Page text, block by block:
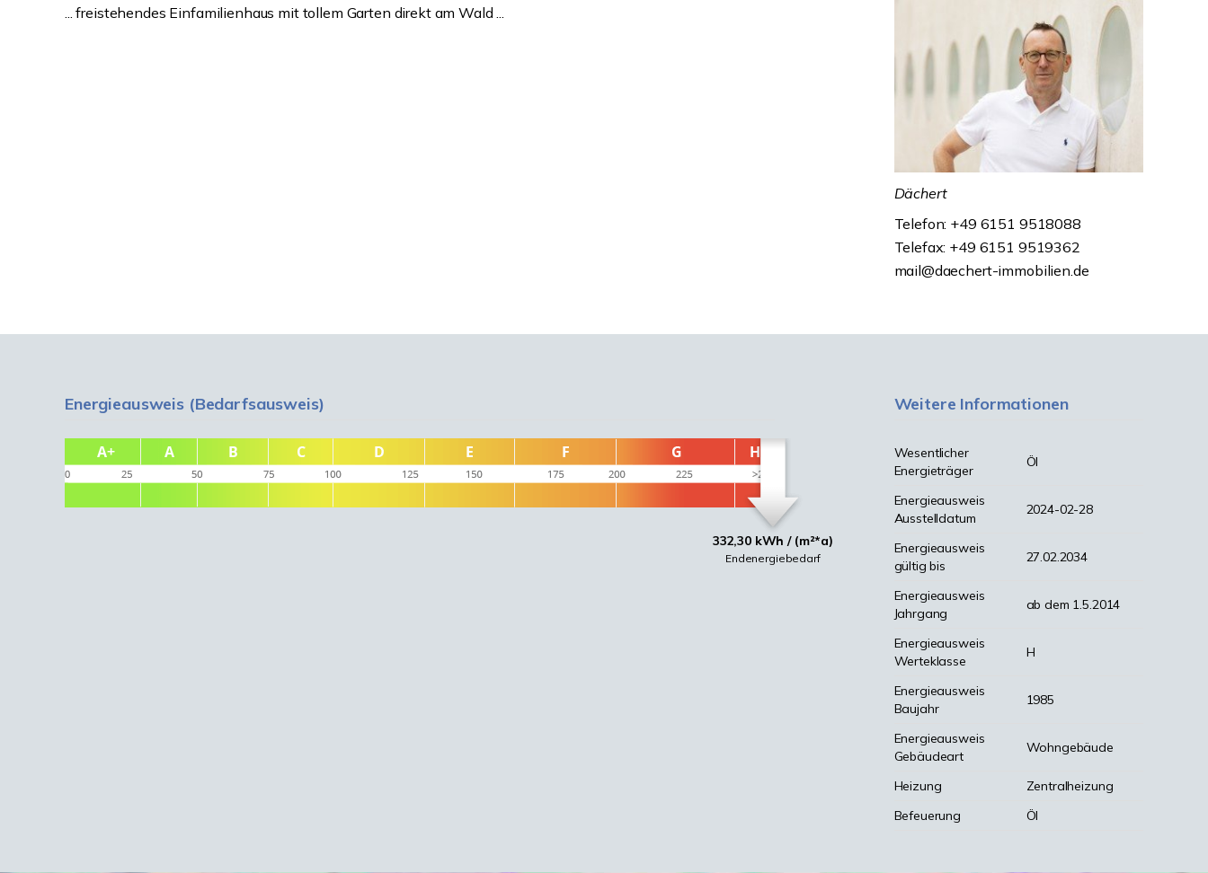
... freistehendes Einfamilienhaus mit tollem Garten direkt am Wald ...
Dächert
Telefon: +49 6151 9518088
Telefax: +49 6151 9519362
mail@daechert-immobilien.de
Energieausweis (Bedarfsausweis)
332,30 kWh / (m²*a)
Endenergiebedarf
Weitere Informationen
Wesentlicher
Energieträger
Öl
Energieausweis
Ausstelldatum
2024-02-28
Energieausweis
gültig bis
27.02.2034
Energieausweis
Jahrgang
ab dem 1.5.2014
Energieausweis
Werteklasse
H
Energieausweis
Baujahr
1985
Energieausweis
Gebäudeart
Wohngebäude
Heizung
Zentralheizung
Befeuerung
Öl